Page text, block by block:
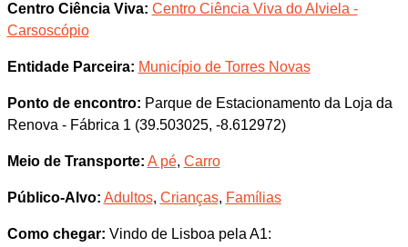
Centro Ciência Viva: Centro Ciência Viva do Alviela -
Carsoscópio
Entidade Parceira: Município de Torres Novas
Ponto de encontro: Parque de Estacionamento da Loja da
Renova - Fábrica 1 (39.503025, -8.612972)
Meio de Transporte: A pé, Carro
Público-Alvo: Adultos, Crianças, Famílias
Como chegar: Vindo de Lisboa pela A1: